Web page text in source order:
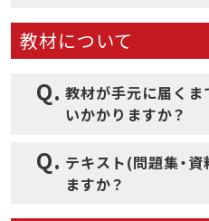
ライド(PDF)を使用
しています。
本講座の受講期間は
教材について
教材が手元に届くま
いかかりますか？
テキスト教材を用い
入金を確認後、通常
テキスト(問題集・
ますか？